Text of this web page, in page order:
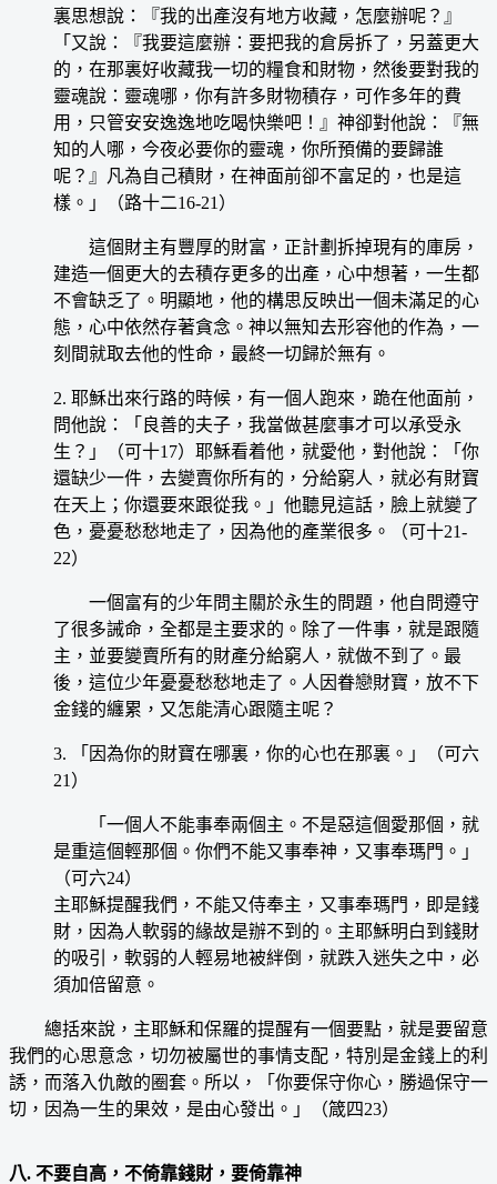
裏思想說：『我的出產沒有地方收藏，怎麼辦呢？』
「又說：『我要這麼辦：要把我的倉房拆了，另蓋更大
的，在那裏好收藏我一切的糧食和財物，然後要對我的
靈魂說：靈魂哪，你有許多財物積存，可作多年的費
用，只管安安逸逸地吃喝快樂吧！』神卻對他說：『無
知的人哪，今夜必要你的靈魂，你所預備的要歸誰
呢？』凡為自己積財，在神面前卻不富足的，也是這
樣。」（路十二16-21）
這個財主有豐厚的財富，正計劃拆掉現有的庫房，
建造一個更大的去積存更多的出產，心中想著，一生都
不會缺乏了。明顯地，他的構思反映出一個未滿足的心
態，心中依然存著貪念。神以無知去形容他的作為，一
刻間就取去他的性命，最終一切歸於無有。
2. 耶穌出來行路的時候，有一個人跑來，跪在他面前，
問他說：「良善的夫子，我當做甚麼事才可以承受永
生？」（可十17）耶穌看着他，就愛他，對他說：「你
還缺少一件，去變賣你所有的，分給窮人，就必有財寶
在天上；你還要來跟從我。」他聽見這話，臉上就變了
色，憂憂愁愁地走了，因為他的產業很多。（可十21-
22）
一個富有的少年問主關於永生的問題，他自問遵守
了很多誡命，全都是主要求的。除了一件事，就是跟隨
主，並要變賣所有的財產分給窮人，就做不到了。最
後，這位少年憂憂愁愁地走了。人因眷戀財寶，放不下
金錢的纏累，又怎能清心跟隨主呢？
3. 「因為你的財寶在哪裏，你的心也在那裏。」（可六
21）
「一個人不能事奉兩個主。不是惡這個愛那個，就
是重這個輕那個。你們不能又事奉神，又事奉瑪門。」
（可六24）
主耶穌提醒我們，不能又侍奉主，又事奉瑪門，即是錢
財，因為人軟弱的緣故是辦不到的。主耶穌明白到錢財
的吸引，軟弱的人輕易地被絆倒，就跌入迷失之中，必
須加倍留意。
總括來說，主耶穌和保羅的提醒有一個要點，就是要留意
我們的心思意念，切勿被屬世的事情支配，特別是金錢上的利
誘，而落入仇敵的圈套。所以，「你要保守你心，勝過保守一
切，因為一生的果效，是由心發出。」（箴四23）
八. 不要自高，不倚靠錢財，要倚靠神